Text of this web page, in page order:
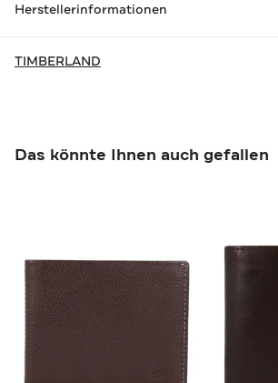
Herstellerinformationen
TIMBERLAND
Das könnte Ihnen auch gefallen